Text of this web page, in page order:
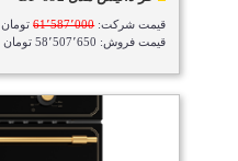
قیمت شرکت:61٬587٬000تومان
قیمت فروش: 58٬507٬650 تومان